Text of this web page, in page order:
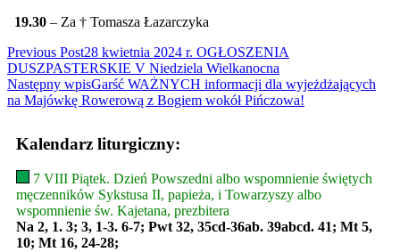
19.30 – Za † Tomasza Łazarczyka
Read
more
articles
Previous Post28 kwietnia 2024 r. OGŁOSZENIA
DUSZPASTERSKIE V Niedziela Wielkanocna
Następny wpisGarść WAŻNYCH informacji dla wyjeżdżających
na Majówkę Rowerową z Bogiem wokół Pińczowa!
Kalendarz liturgiczny:
7 VIII Piątek. Dzień Powszedni albo wspomnienie świętych
męczenników Sykstusa II, papieża, i Towarzyszy albo
wspomnienie św. Kajetana, prezbitera
Na 2, 1. 3; 3, 1-3. 6-7; Pwt 32, 35cd-36ab. 39abcd. 41; Mt 5,
10; Mt 16, 24-28;